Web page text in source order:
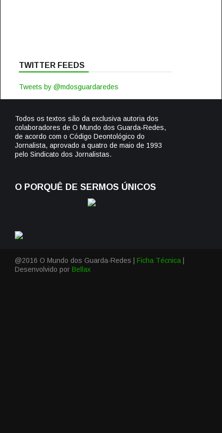
TWITTER FEEDS
Tweets by @mdosguardaredes
Todos os textos são da exclusiva autoria dos
colaboradores de O Mundo dos Guarda-Redes,
de acordo com o Código Deontológico do
Jornalista, aprovado a quatro de maio de 1993
pelo Sindicato dos Jornalistas.
O PORQUÊ DE SERMOS ÚNICOS
@2016 O Mundo dos Guarda-Redes | Ficha Técnica
Desenvolvido por Bellax